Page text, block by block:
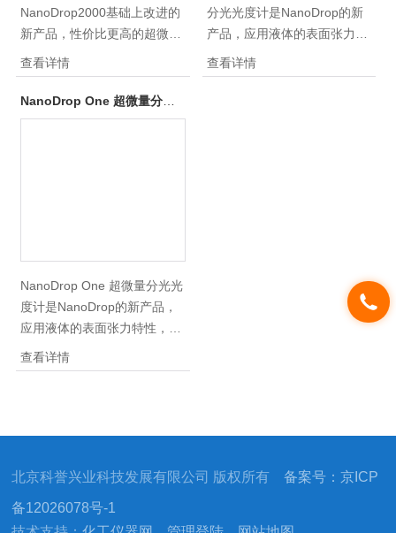
NanoDrop2000基础上改进的
新产品，性价比更高的超微量
分光光度计，优点更突出：操
作简单、样品量极少、快速、
免清洗、性价比高（更宽的波
长、更高的浓度、全新的软件
查看详情
分光光度计是NanoDrop的新
产品，应用液体的表面张力特
性，样品体积只需要
0.5~2ul，在检测台上，经上
查看详情
NanoDrop One 超微量分光光度计
NanoDrop One 超微量分光光
度计是NanoDrop的新产品，
应用液体的表面张力特性，样
品体积只需要 0.5~2ul，在检
测台上，经上下臂的接触拉出
等耗材检测吸收值的优点。此
欢迎，其准确度与便利性让科
学家得以更有效率进行各项研
究。
查看详情
北京科誉兴业科技发展有限公司 版权所有备案号：京ICP
备12026078号-1